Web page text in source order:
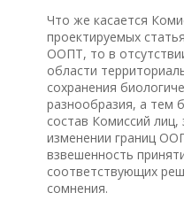
Что же касается
проектируемых
ООПТ, то в
области
сохранения
разнообразия, а тем
состав Комиссий лиц,
изменении границ
взвешенность
соответствующих
сомнения.